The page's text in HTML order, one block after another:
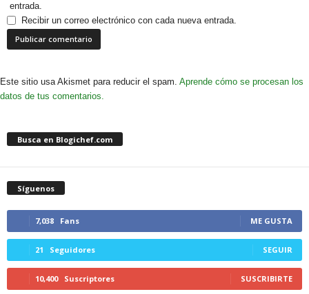
entrada.
Recibir un correo electrónico con cada nueva entrada.
Este sitio usa Akismet para reducir el spam. Aprende cómo se procesan los
datos de tus comentarios.
Busca en Blogichef.com
Síguenos
7,038 Fans ME GUSTA
21 Seguidores SEGUIR
10,400 Suscriptores SUSCRIBIRTE